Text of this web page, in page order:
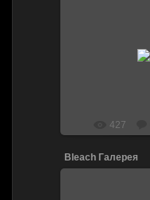
427
Bleach Галерея